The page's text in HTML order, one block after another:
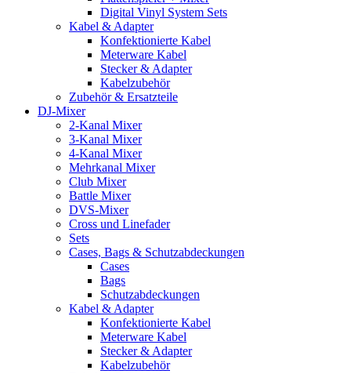
Digital Vinyl System Sets
Kabel & Adapter
Konfektionierte Kabel
Meterware Kabel
Stecker & Adapter
Kabelzubehör
Zubehör & Ersatzteile
DJ-Mixer
2-Kanal Mixer
3-Kanal Mixer
4-Kanal Mixer
Mehrkanal Mixer
Club Mixer
Battle Mixer
DVS-Mixer
Cross und Linefader
Sets
Cases, Bags & Schutzabdeckungen
Cases
Bags
Schutzabdeckungen
Kabel & Adapter
Konfektionierte Kabel
Meterware Kabel
Stecker & Adapter
Kabelzubehör